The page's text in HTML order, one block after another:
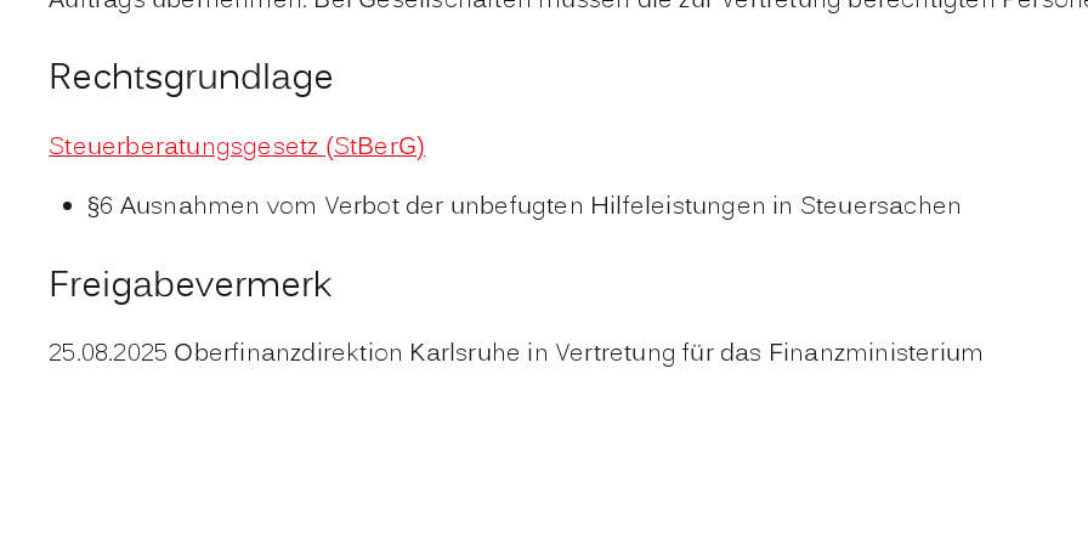
Rechtsgrundlage
Steuerberatungsgesetz (StBerG)
§6 Ausnahmen vom Verbot der unbefugten Hilfeleistungen in Steuersachen
Freigabevermerk
25.08.2025 Oberfinanzdirektion Karlsruhe in Vertretung für das Finanzministerium